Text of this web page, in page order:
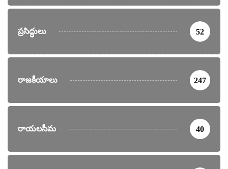
ప్రసిద్ధులు 52
రాజకీయాలు 247
రాయలసీమ 40